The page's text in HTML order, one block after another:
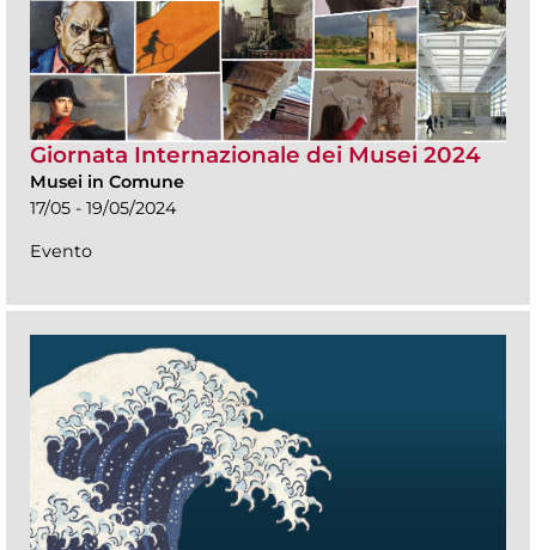
Giornata Internazionale dei Musei 2024
Musei in Comune
17/05 - 19/05/2024
Evento